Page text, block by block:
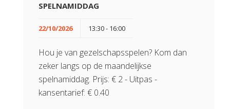
SPELNAMIDDAG
22/10/2026 13:30 - 16:00
Hou je van gezelschapsspelen? Kom dan
zeker langs op de maandelijkse
spelnamiddag. Prijs: € 2 - Uitpas -
kansentarief: € 0.40